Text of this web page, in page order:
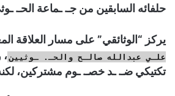
حلفائه السابقين من جـ. ـماعة الحـ.
يركز “الوثائقي” على مسار العلاقة
علـي عبدالله صالـح والحـ. ـوثيين ،
تكتيكي ضـ. ـد خصـ. ـوم مشتركين،